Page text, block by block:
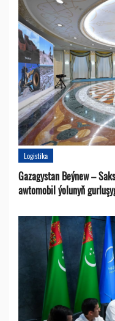
Logistika
Gazagystan Beýnew –
awtomobil ýolunyň